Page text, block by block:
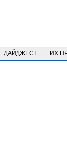
ДАЙДЖЕСТ ИХ